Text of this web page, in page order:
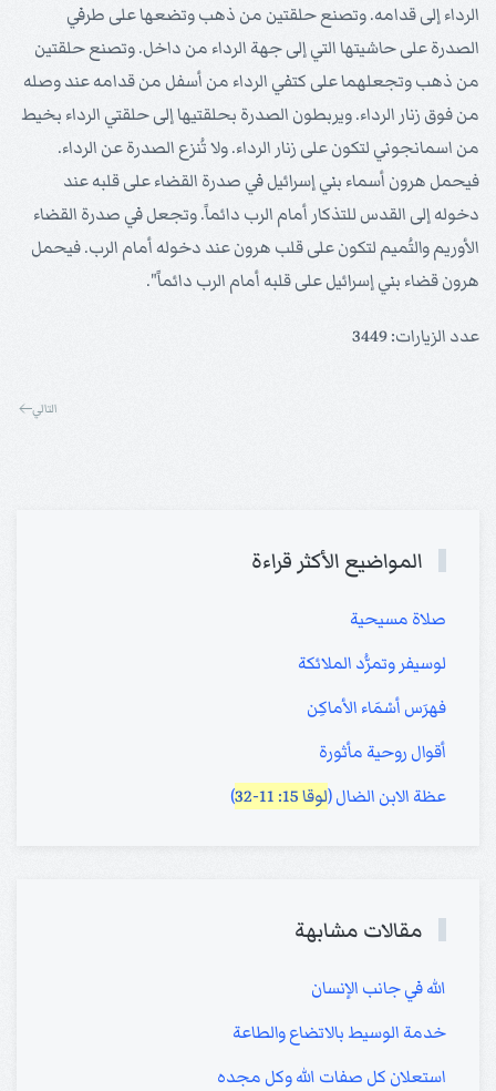
الرداء إلى قدامه. وتصنع حلقتين من ذهب وتضعها على طرفي
الصدرة على حاشيتها التي إلى جهة الرداء من داخل. وتصنع حلقتين
من ذهب وتجعلهما على كتفي الرداء من أسفل من قدامه عند وصله
من فوق زنار الرداء. ويربطون الصدرة بحلقتيها إلى حلقتي الرداء بخيط
من اسمانجوني لتكون على زنار الرداء. ولا تُنزع الصدرة عن الرداء.
فيحمل هرون أسماء بني إسرائيل في صدرة القضاء على قلبه عند
دخوله إلى القدس للتذكار أمام الرب دائماً. وتجعل في صدرة القضاء
الأوريم والتُميم لتكون على قلب هرون عند دخوله أمام الرب. فيحمل
هرون قضاء بني إسرائيل على قلبه أمام الرب دائماً".
عدد الزيارات: 3449
التالي
المواضيع الأكثر قراءة
صلاة مسيحية
لوسيفر وتمرُّد الملائكة
فهرَس أسْمَاء الأماكِن
أقوال روحية مأثورة
عظة الابن الضال (لوقا 15: 11-32 )
مقالات مشابهة
الله في جانب الإنسان
خدمة الوسيط بالاتضاع والطاعة
استعلان كل صفات الله وكل مجده